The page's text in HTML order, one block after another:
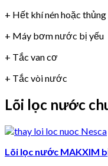
+ Hết khí nén hoặc thủng
+ Máy bơm nước bị yếu
+ Tắc van cơ
+ Tắc vòi nước
Lõi lọc nước
Lõi lọc nước MAKXIM